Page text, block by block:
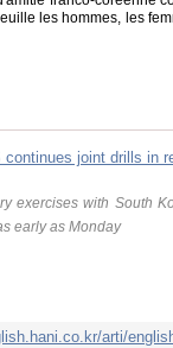
les hommes, les
exercises with South
early as Monday
arti/